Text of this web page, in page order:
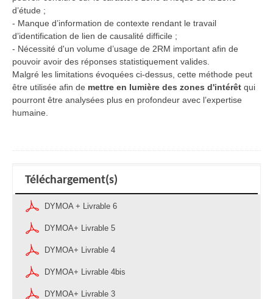
d’étude ;
- Manque d’information de contexte rendant le travail
d’identification de lien de causalité difficile ;
- Nécessité d'un volume d’usage de 2RM important afin de
pouvoir avoir des réponses statistiquement valides.
Malgré les limitations évoquées ci-dessus, cette méthode peut
être utilisée afin de mettre en lumière des zones d'intérêt qui
pourront être analysées plus en profondeur avec l’expertise
humaine.
Téléchargement(s)
DYMOA + Livrable 6
DYMOA+ Livrable 5
DYMOA+ Livrable 4
DYMOA+ Livrable 4bis
DYMOA+ Livrable 3